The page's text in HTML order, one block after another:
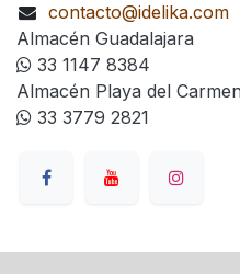
contacto@idelika.com
Almacén Guadalajara
33 1147 8384
Almacén Playa del Carmen
33 3779 2821